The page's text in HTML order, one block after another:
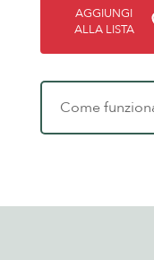
AGGIUNGI
ALLA LISTA
Come